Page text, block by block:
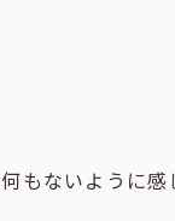
もないように感